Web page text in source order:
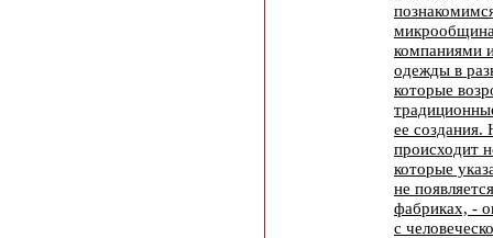
компаниями
одежды в
которые
ее
происходит
которые
не
фабриках, -
с